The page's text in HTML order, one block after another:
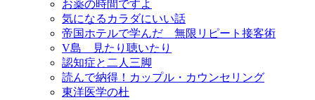
お薬の時間ですよ
気になるカラダにいい話
帝国ホテルで学んだ 無限リピート接客術
V島 見たり聴いたり
認知症と二人三脚
読んで納得！カップル・カウンセリング
東洋医学の杜